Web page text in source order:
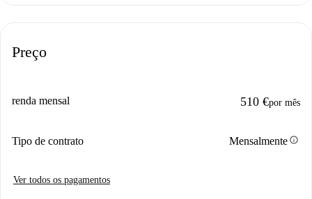
Preço
renda mensal 510 €por mês
Tipo de contrato Mensalmenteinfo
Ver todos os pagamentos